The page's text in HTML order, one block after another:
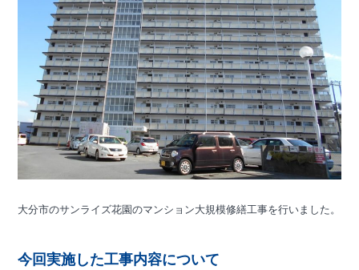
大分市のサンライズ花園のマンション大規模修繕工事を行いました。
今回実施した工事内容について